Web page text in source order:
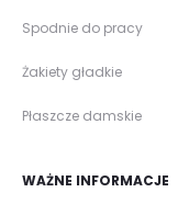
Spodnie do pracy
Żakiety gładkie
Płaszcze damskie
WAŻNE INFORMACJE